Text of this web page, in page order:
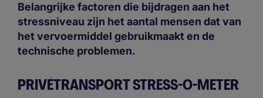
Belangrijke factoren die bijdragen aan het
stressniveau zijn het aantal mensen dat van
het vervoermiddel gebruikmaakt en de
technische problemen.
PRIVÉTRANSPORT STRESS-O-METER